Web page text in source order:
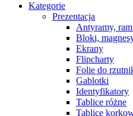
Kategorie
Prezentacja
Antyramy,
Bloki,
Ekrany
Flipcharty
Folie do
Gablotki
Identyfikatory
Tablice różne
Tablice